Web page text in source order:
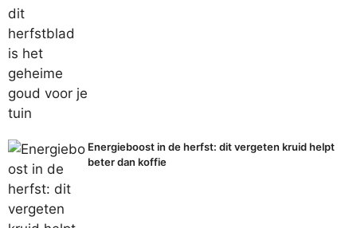
Energieboost in de herfst: dit vergeten kruid helpt
beter dan koffie